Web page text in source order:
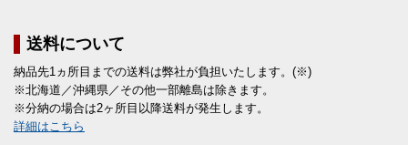
送料について
納品先1ヵ所目までの送料は弊社が負担いたします。(※)
※北海道／沖縄県／その他一部離島は除きます。
※分納の場合は2ヶ所目以降送料が発生します。
詳細はこちら